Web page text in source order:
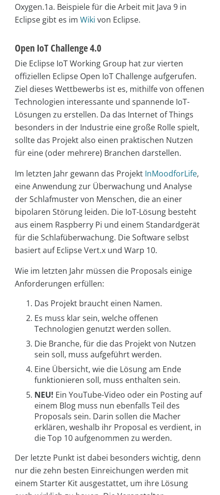
Oxygen.1a. Beispiele für die Arbeit mit Java 9 in
Eclipse gibt es im Wiki von Eclipse.
Open IoT Challenge 4.0
Die Eclipse IoT Working Group hat zur vierten
offiziellen Eclipse Open IoT Challenge aufgerufen.
Ziel dieses Wettbewerbs ist es, mithilfe von offenen
Technologien interessante und spannende IoT-
Lösungen zu erstellen. Da das Internet of Things
besonders in der Industrie eine große Rolle spielt,
sollte das Projekt also einen praktischen Nutzen
für eine (oder mehrere) Branchen darstellen.
Im letzten Jahr gewann das Projekt InMoodforLife,
eine Anwendung zur Überwachung und Analyse
der Schlafmuster von Menschen, die an einer
bipolaren Störung leiden. Die IoT-Lösung besteht
aus einem Raspberry Pi und einem Standardgerät
für die Schlafüberwachung. Die Software selbst
basiert auf Eclipse Vert.x und Warp 10.
Wie im letzten Jahr müssen die Proposals einige
Anforderungen erfüllen:
Das Projekt braucht einen Namen.
Es muss klar sein, welche offenen
Technologien genutzt werden sollen.
Die Branche, für die das Projekt von Nutzen
sein soll, muss aufgeführt werden.
Eine Übersicht, wie die Lösung am Ende
funktionieren soll, muss enthalten sein.
NEU! Ein YouTube-Video oder ein Posting auf
einem Blog muss nun ebenfalls Teil des
Proposals sein. Darin sollen die Macher
erklären, weshalb ihr Proposal es verdient, in
die Top 10 aufgenommen zu werden.
Der letzte Punkt ist dabei besonders wichtig, denn
nur die zehn besten Einreichungen werden mit
einem Starter Kit ausgestattet, um ihre Lösung